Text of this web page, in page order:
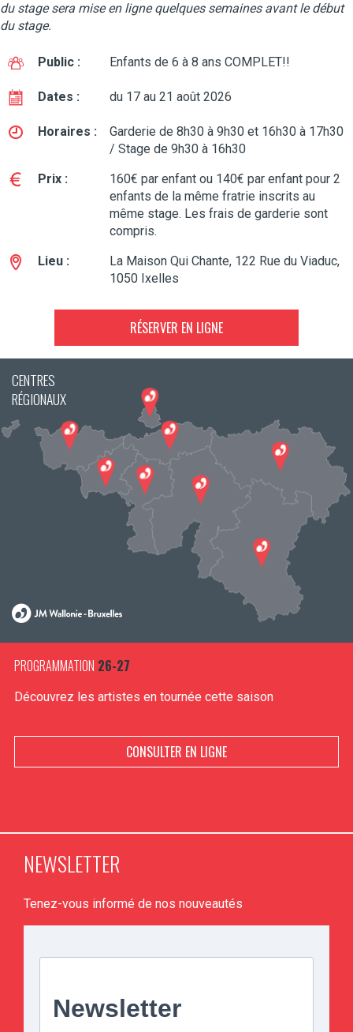
du stage sera mise en ligne quelques semaines avant le début
du stage.
Public : Enfants de 6 à 8 ans COMPLET!!
Dates : du 17 au 21 août 2026
Horaires :
Garderie de 8h30 à 9h30 et 16h30 à 17h30
/ Stage de 9h30 à 16h30
Prix :
160€ par enfant ou 140€ par enfant pour 2
enfants de la même fratrie inscrits au
même stage. Les frais de garderie sont
compris.
Lieu :
La Maison Qui Chante, 122 Rue du Viaduc,
1050 Ixelles
RÉSERVER EN LIGNE
CENTRES
RÉGIONAUX
PROGRAMMATION 26-27
Découvrez les artistes en tournée cette saison
CONSULTER EN LIGNE
NEWSLETTER
Tenez-vous informé de nos nouveautés